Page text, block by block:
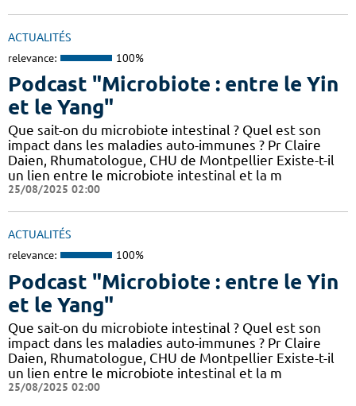
ACTUALITÉS
relevance: 100%
Podcast "Microbiote : entre le Yin
et le Yang"
Que sait-on du microbiote intestinal ? Quel est son
impact dans les maladies auto-immunes ? Pr Claire
Daien, Rhumatologue, CHU de Montpellier Existe-t-il
un lien entre le microbiote intestinal et la m
25/08/2025 02:00
ACTUALITÉS
relevance: 100%
Podcast "Microbiote : entre le Yin
et le Yang"
Que sait-on du microbiote intestinal ? Quel est son
impact dans les maladies auto-immunes ? Pr Claire
Daien, Rhumatologue, CHU de Montpellier Existe-t-il
un lien entre le microbiote intestinal et la m
25/08/2025 02:00